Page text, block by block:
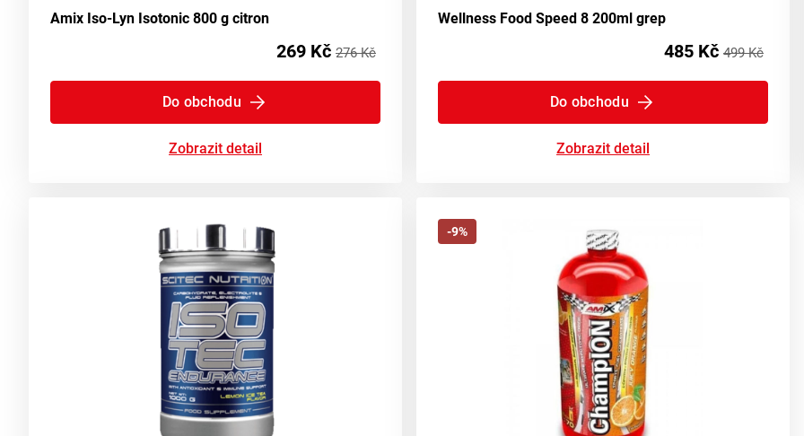
Amix Iso-Lyn Isotonic 800 g citron
269 Kč 276 Kč
Do obchodu
Zobrazit detail
Wellness Food Speed 8 200ml grep
485 Kč 499 Kč
Do obchodu
Zobrazit detail
-9%